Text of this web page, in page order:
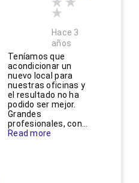
Hace 3
años
Teníamos que
acondicionar un
nuevo local para
nuestras oficinas y
el resultado no ha
podido ser mejor.
Grandes
profesionales, con...
Read more